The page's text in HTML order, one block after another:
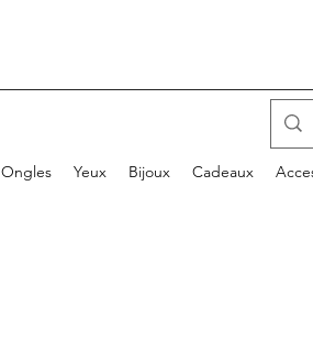
Ongles Yeux Bijoux Cadeaux